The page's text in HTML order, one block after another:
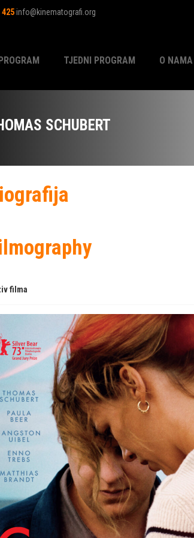
info@kinematografi.org
TJEDNI PROGRAM O NAMA
SCHUBERT
filma